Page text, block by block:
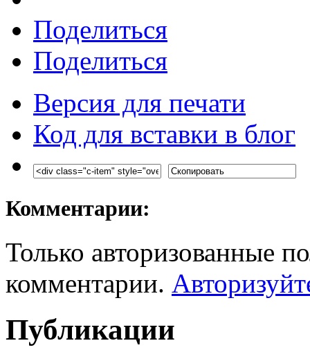
Поделиться
Поделиться
Версия для печати
Код для вставки в блог
Комментарии:
Только авторизованные
комментарии.
Публикации